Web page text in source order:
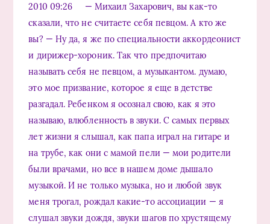
2010 09:26 — Михаил Захарович, вы как-то
сказали, что не считаете себя певцом. А кто же
вы? — Ну да, я же по специальности аккордеонист
и дирижер-хороник. Так что предпочитаю
называть себя не певцом, а музыкантом. думаю,
это мое призвание, которое я еще в детстве
разгадал. Ребенком я осознал свою, как я это
называю, влюбленность в звуки. С самых первых
лет жизни я слышал, как папа играл на гитаре и
на трубе, как они с мамой пели — мои родители
были врачами, но все в нашем доме дышало
музыкой. И не только музыка, но и любой звук
меня трогал, рождал какие-то ассоциации — я
слушал звуки дождя, звуки шагов по хрустящему